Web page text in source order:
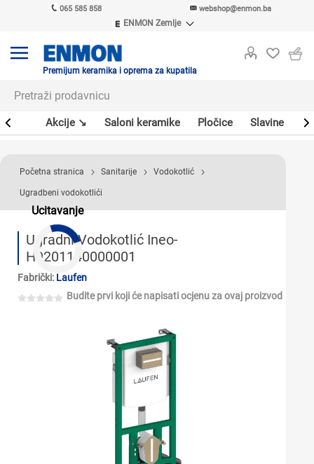
065 585 858 webshop@enmon.ba
ENMON Zemlje
ENMON MKD
Premijum keramika i oprema za kupatila
Akcije ↘ Saloni keramike Pločice Slavine
Ucitavanje
Početna stranica Sanitarije Vodokotlić
Ugradbeni vodokotlići
Ugradni Vodokotlić Ineo-
H9201140000001
Fabrički: Laufen
Budite prvi koji će napisati ocjenu za ovaj proizvod